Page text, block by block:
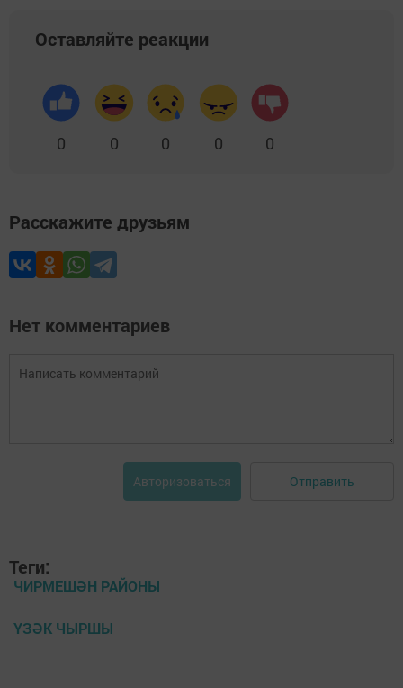
Оставляйте реакции
0 0 0 0 0
Расскажите друзьям
Нет комментариев
Авторизоваться Отправить
Теги:
ЧИРМЕШӘН РАЙОНЫ
ҮЗӘК ЧЫРШЫ